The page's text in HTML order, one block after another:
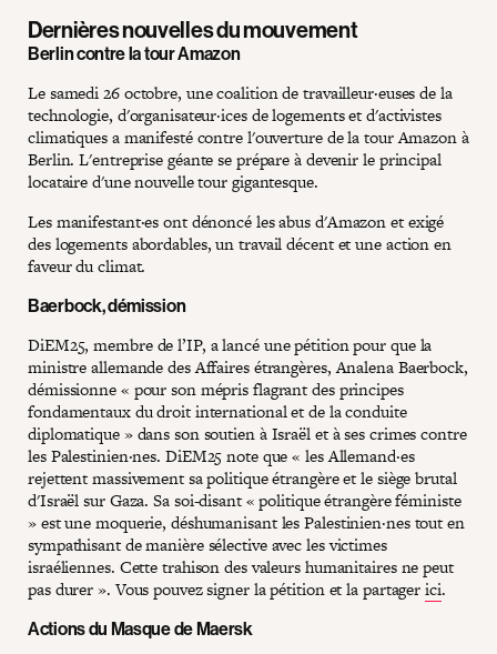
Dernières nouvelles du mouvement
Berlin contre la tour Amazon
Le samedi 26 octobre, une coalition de travailleur·euses de la
technologie, d'organisateur·ices de logements et d'activistes
climatiques a manifesté contre l'ouverture de la tour Amazon à
Berlin. L'entreprise géante se prépare à devenir le principal
locataire d'une nouvelle tour gigantesque.
Les manifestant·es ont dénoncé les abus d'Amazon et exigé
des logements abordables, un travail décent et une action en
faveur du climat.
Baerbock, démission
DiEM25, membre de l’IP, a lancé une pétition pour que la
ministre allemande des Affaires étrangères, Analena Baerbock,
démissionne « pour son mépris flagrant des principes
fondamentaux du droit international et de la conduite
diplomatique » dans son soutien à Israël et à ses crimes contre
les Palestinien·nes. DiEM25 note que « les Allemand·es
rejettent massivement sa politique étrangère et le siège brutal
d'Israël sur Gaza. Sa soi-disant « politique étrangère féministe
» est une moquerie, déshumanisant les Palestinien·nes tout en
sympathisant de manière sélective avec les victimes
israéliennes. Cette trahison des valeurs humanitaires ne peut
pas durer ». Vous pouvez signer la pétition et la partagerici.
Actions du Masque de Maersk